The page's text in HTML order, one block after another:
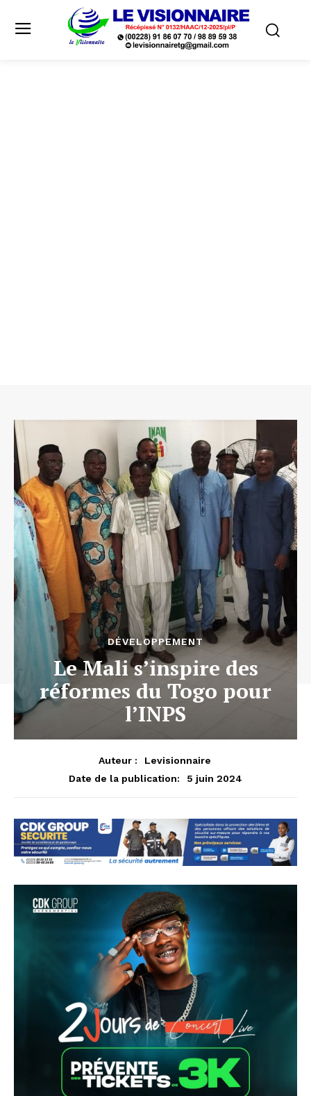
DÉVELOPPEMENT
Le Mali s’inspire des
réformes du Togo pour
l’INPS
Auteur :
Levisionnaire
Date de la publication:
5 juin 2024